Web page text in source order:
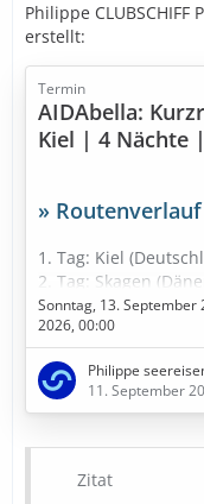
Philippe
erstellt:
Termin
AIDAbella:
Kiel | 4 Nächte
» Routenverlauf
1. Tag: Kiel
2. Tag: Skagen
3. Tag: Oslo
4. Tag: Seetag
5. Tag: Kiel
» Bestpreise in Sicht
» Bestpreise für
Sonntag, 13. September
2026, 00:00
Philippe
11. September
Zitat